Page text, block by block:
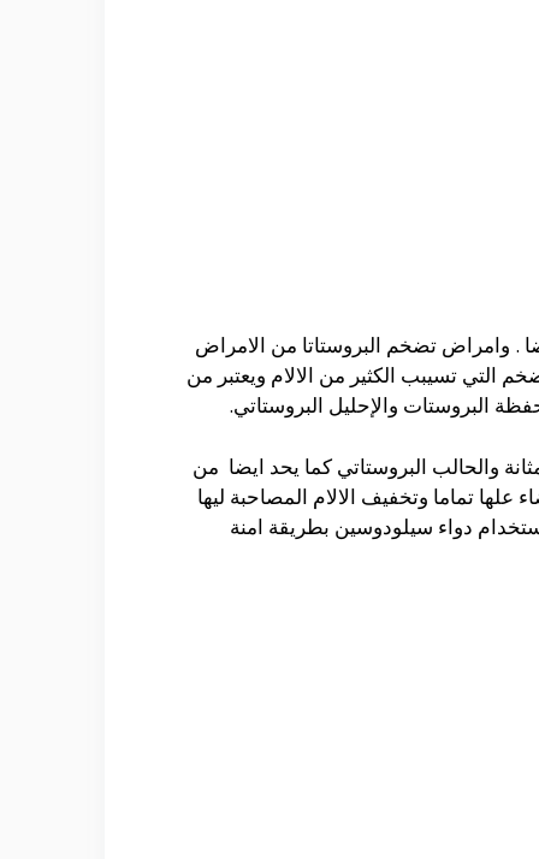
. وامراض تضخم البروستاتا من الامراض
التي تسيبب الكثير من الالام ويعتبر من
البروستات والإحليل البروستاتي.
والحالب البروستاتي كما يحد ايضا من
تماما وتخفيف الالام المصاحبة ليها
دواء سيلودوسين بطريقة امنة